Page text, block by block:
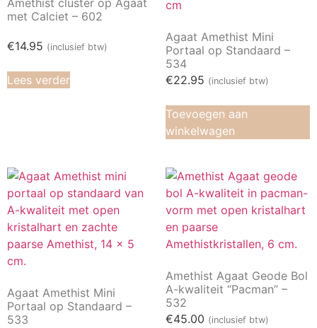
Amethist cluster op Agaat
met Calciet – 602
€14.95 (inclusief btw)
Lees verder
Agaat Amethist Mini
Portaal op Standaard –
534
€22.95 (inclusief btw)
Toevoegen aan
winkelwagen
Agaat Amethist Mini
Portaal op Standaard –
533
Amethist Agaat Geode Bol
A-kwaliteit “Pacman” –
532
€45.00 (inclusief btw)